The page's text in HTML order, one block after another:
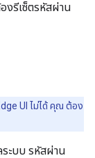
งรีเซ็ตรหัสผ่าน
UI ไม่ได้ คุณ ต้อง
ะบบ รหัสผ่าน